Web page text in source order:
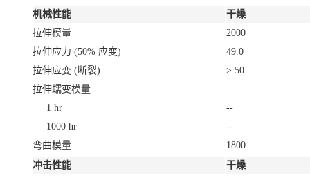
机械性能
干燥
拉伸模量
2000
拉伸应力 (50% 应变)
49.0
拉伸应变 (断裂)
> 50
拉伸蠕变模量
1 hr
--
1000 hr
--
弯曲模量
1800
冲击性能
干燥